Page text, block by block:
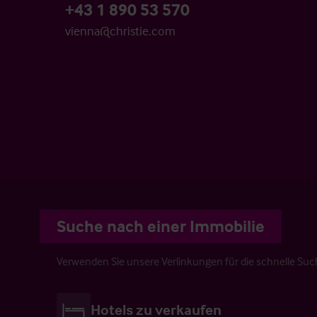
+43 1 890 53 570
vienna@christie.com
Suche nach einer Immobilie
Verwenden Sie unsere Verlinkungen für die schnelle
Hotels zu verkaufen